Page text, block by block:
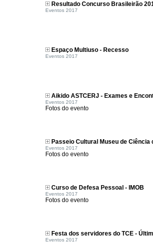
Resultado Concurso Brasileirão
Eventos 2017
Espaço Multiuso - Recesso
Eventos 2017
Aikido ASTCERJ - Exames e
Eventos 2017
Fotos do evento
Passeio Cultural Museu de Ciência
Eventos 2017
Fotos do evento
Curso de Defesa Pessoal - IMOB
Eventos 2017
Fotos do evento
Festa dos servidores do TCE -
Eventos 2017